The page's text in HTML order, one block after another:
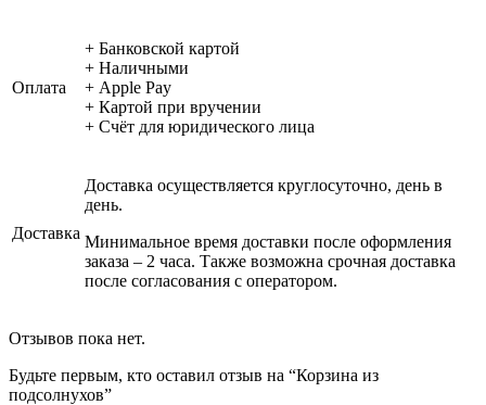
Оплата
+ Банковской картой
+ Наличными
+ Apple Pay
+ Картой при вручении
+ Счёт для юридического лица
Доставка
Доставка осуществляется круглосуточно, день в
день.
Минимальное время доставки после оформления
заказа – 2 часа. Также возможна срочная доставка
после согласования с оператором.
Отзывов пока нет.
Будьте первым, кто оставил отзыв на “Корзина из
подсолнухов”